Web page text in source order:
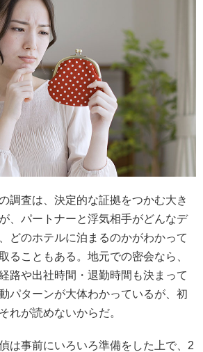
調査は、決定的な証拠をつかむ大き
、パートナーと浮気相手がどんなデ
どのホテルに泊まるのかがわかって
ることもある。地元での密会なら、
路や出社時間・退勤時間も決まって
パターンが大体わかっているが、初
れが読めないからだ。
は事前にいろいろ準備をした上で、2